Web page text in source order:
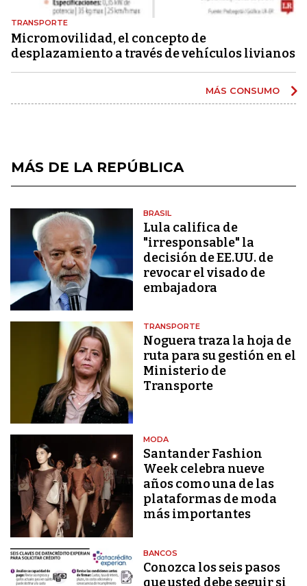
TRANSPORTE
Micromovilidad, el concepto de
desplazamiento a través de vehículos livianos
MÁS CONSUMO
MÁS DE LA REPÚBLICA
BRASIL
Lula califica de
"irresponsable" la
decisión de EE.UU. de
revocar el visado de
embajadora
TRANSPORTE
Noguera traza la hoja de
ruta para su gestión en el
Ministerio de
Transporte
MODA
Santander Fashion
Week celebra nueve
años como una de las
plataformas de moda
más importantes
BANCOS
Conozca los seis pasos
que usted debe seguir si